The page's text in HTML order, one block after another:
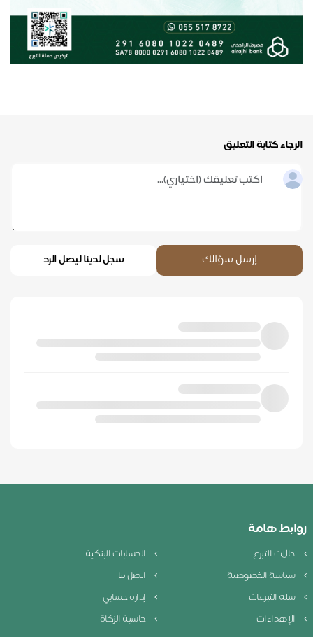
الرجاء كتابة التعليق
إرسل سؤالك سجل لدينا ليصل الرد
روابط هامة
حالات التبرع
الحسابات البنكية
سياسة الخصوصية
اتصل بنا
سلة التبرعات
إدارة حسابي
الإهداءات
حاسبة الزكاة